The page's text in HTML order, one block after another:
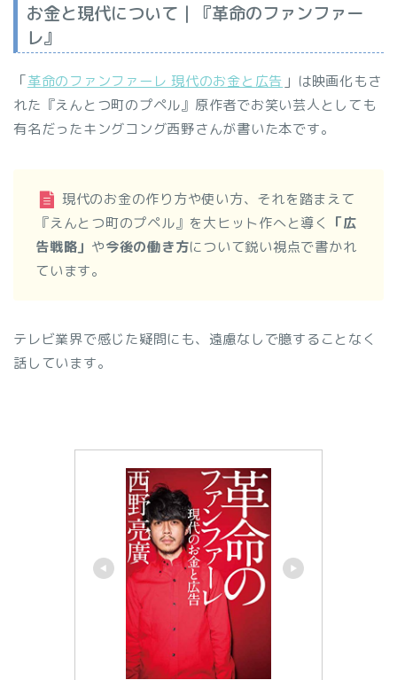
お金と現代について｜『革命のファンファー
レ』
「革命のファンファーレ 現代のお金と広告 」は映画化もさ
れた『えんとつ町のプペル』原作者でお笑い芸人としても
有名だったキングコング西野さんが書いた本です。
現代のお金の作り方や使い方、それを踏まえて
『えんとつ町のプペル』を大ヒット作へと導く 「広
告戦略」 や今後の働き方について鋭い視点で書かれ
ています。
テレビ業界で感じた疑問にも、遠慮なしで臆することなく
話しています。